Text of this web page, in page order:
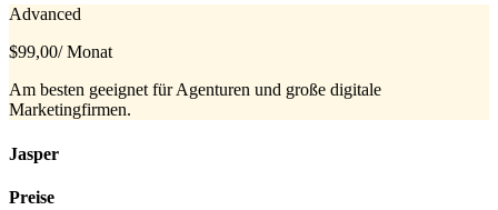
Advanced
$99,00/ Monat
Am besten geeignet für Agenturen und große digitale
Marketingfirmen.
Jasper
Preise